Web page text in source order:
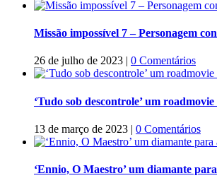
Missão impossível 7 – Personagem
26 de julho de 2023 | 0 Comentários
‘Tudo sob descontrole’ um
13 de março de 2023 | 0 Comentários
‘Ennio, O Maestro’ um diamante